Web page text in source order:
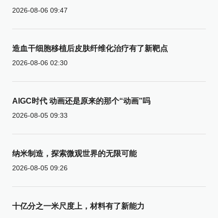
2026-08-06 09:47
造血干细胞移植后皮肤纤维化治疗有了新靶点
2026-08-06 02:30
AIGC时代 动画还是原来的那个“动画”吗
2026-08-05 09:33
纳米制造，探索微观世界的无限可能
2026-08-05 09:26
十亿分之一米尺度上，材料有了新能力